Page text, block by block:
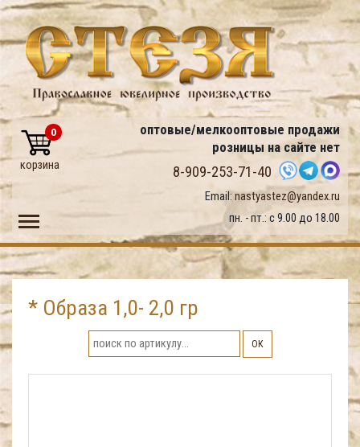
оптовые/мелкооптовые продажи
розницы на сайте нет
8-909-253-71-40
Email: nastyastez@yandex.ru
пн. - пт.: с 9.00 до 18.00
0
корзина
Toggle main menu visibility
* Образа 1,0- 2,0 гр
ОК